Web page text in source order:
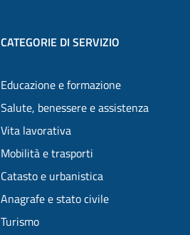
CATEGORIE DI SERVIZIO
Educazione e formazione
Salute, benessere e assistenza
Vita lavorativa
Mobilità e trasporti
Catasto e urbanistica
Anagrafe e stato civile
Turismo